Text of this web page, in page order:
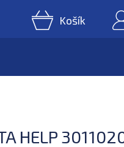
Košík
HELP